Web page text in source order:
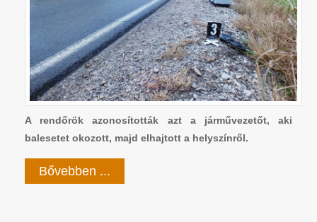
A rendőrök azonosították azt a járművezetőt, aki
balesetet okozott, majd elhajtott a helyszínről.
Bővebben ...